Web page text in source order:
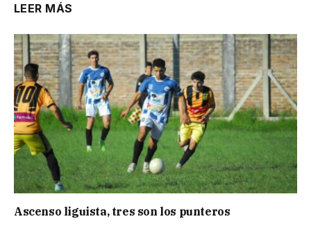
LEER MÁS
Ascenso liguista, tres son los punteros